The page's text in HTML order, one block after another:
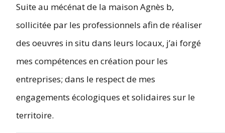
Suite au mécénat de la maison Agnès b,
sollicitée par les professionnels afin de réaliser
des oeuvres in situ dans leurs locaux, j’ai forgé
mes compétences en création pour les
entreprises; dans le respect de mes
engagements écologiques et solidaires sur le
territoire.